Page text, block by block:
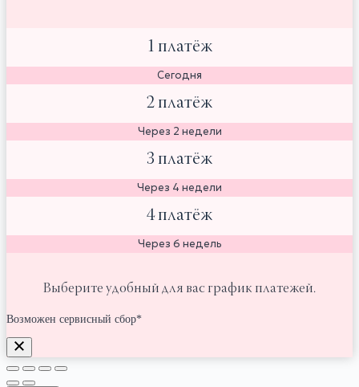
1 платёж
Сегодня
2 платёж
Через 2 недели
3 платёж
Через 4 недели
4 платёж
Через 6 недель
Выберите удобный для вас график платежей.
Возможен сервисный сбор*